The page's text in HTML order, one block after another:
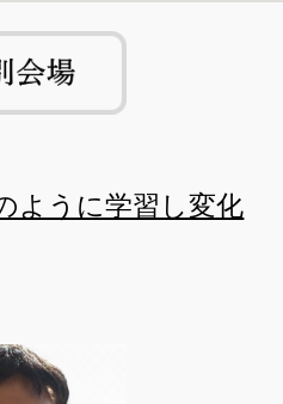
ように学習し変化